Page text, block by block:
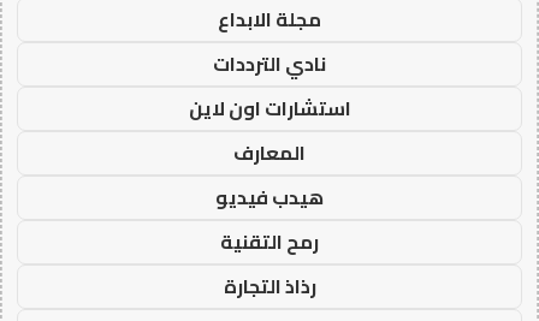
مجلة الابداع
نادي الترددات
استشارات اون لاين
المعارف
هيدب فيديو
رمح التقنية
رذاذ التجارة